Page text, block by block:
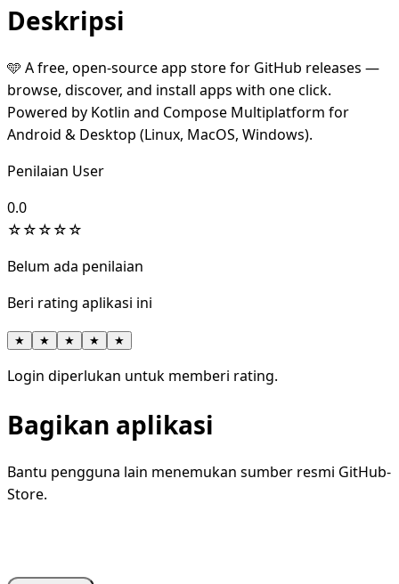
Deskripsi
🩵 A free, open-source app store for GitHub releases —
browse, discover, and install apps with one click.
Powered by Kotlin and Compose Multiplatform for
Android & Desktop (Linux, MacOS, Windows).
Penilaian User
0.0
☆☆☆☆☆
Belum ada penilaian
Beri rating aplikasi ini
★ ★ ★ ★ ★
Login diperlukan untuk memberi rating.
Bagikan aplikasi
Bantu pengguna lain menemukan sumber resmi GitHub-
Store.